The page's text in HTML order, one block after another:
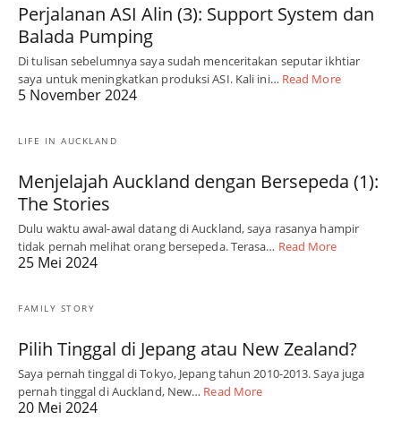
Perjalanan ASI Alin (3): Support System dan
Balada Pumping
Di tulisan sebelumnya saya sudah menceritakan seputar ikhtiar
saya untuk meningkatkan produksi ASI. Kali ini… Read More
5 November 2024
LIFE IN AUCKLAND
Menjelajah Auckland dengan Bersepeda (1):
The Stories
Dulu waktu awal-awal datang di Auckland, saya rasanya hampir
tidak pernah melihat orang bersepeda. Terasa… Read More
25 Mei 2024
FAMILY STORY
Pilih Tinggal di Jepang atau New Zealand?
Saya pernah tinggal di Tokyo, Jepang tahun 2010-2013. Saya juga
pernah tinggal di Auckland, New… Read More
20 Mei 2024